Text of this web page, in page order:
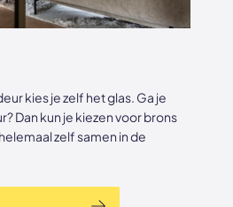
kies je zelf het glas. Ga je
Dan kun je kiezen voor brons
zelf samen in de